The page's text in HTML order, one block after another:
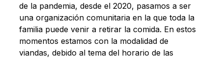
de la pandemia, desde el 2020, pasamos a ser
una organización comunitaria en la que toda la
familia puede venir a retirar la comida. En estos
momentos estamos con la modalidad de
viandas, debido al tema del horario de las